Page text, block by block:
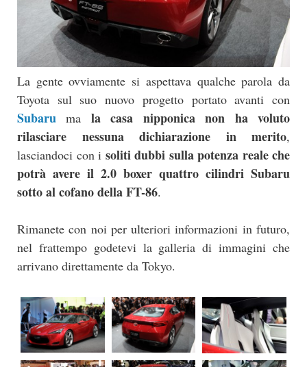
La gente ovviamente si aspettava qualche parola da
Toyota sul suo nuovo progetto portato avanti con
Subaru ma la casa nipponica non ha voluto
rilasciare nessuna dichiarazione in merito,
lasciandoci con i soliti dubbi sulla potenza reale che
potrà avere il 2.0 boxer quattro cilindri Subaru
sotto al cofano della FT-86.
Rimanete con noi per ulteriori informazioni in futuro,
nel frattempo godetevi la galleria di immagini che
arrivano direttamente da Tokyo.